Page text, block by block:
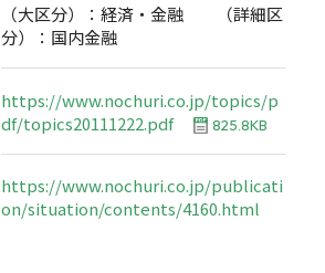
（大区分）：経済・金融 （詳細区
分）：国内金融
https://www.nochuri.co.jp/topics/p
df/topics20111222.pdf
825.8KB
https://www.nochuri.co.jp/publicati
on/situation/contents/4160.html